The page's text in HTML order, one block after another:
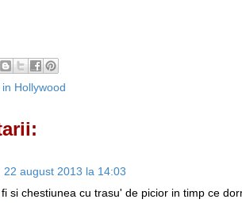
Hollywood
22 august 2013 la 14:03
fi si chestiunea cu trasu' de picior in timp ce